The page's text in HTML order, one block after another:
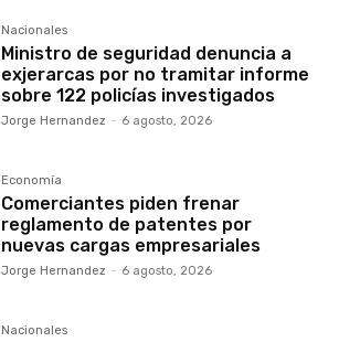
Nacionales
Ministro de seguridad denuncia a
exjerarcas por no tramitar informe
sobre 122 policías investigados
Jorge Hernandez - 6 agosto, 2026
Economía
Comerciantes piden frenar
reglamento de patentes por
nuevas cargas empresariales
Jorge Hernandez - 6 agosto, 2026
Nacionales